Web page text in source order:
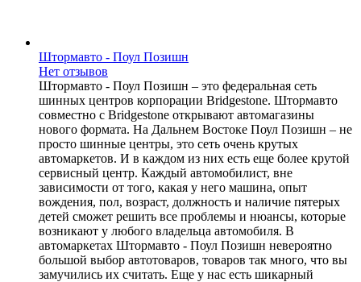
Штормавто - Поул Позишн
Нет отзывов
Штормавто - Поул Позишн – это федеральная сеть
шинных центров корпорации Bridgestone. Штормавто
совместно с Bridgestone открывают автомагазины
нового формата. На Дальнем Востоке Поул Позишн – не
просто шинные центры, это сеть очень крутых
автомаркетов. И в каждом из них есть еще более крутой
сервисный центр. Каждый автомобилист, вне
зависимости от того, какая у него машина, опыт
вождения, пол, возраст, должность и наличие пятерых
детей сможет решить все проблемы и нюансы, которые
возникают у любого владельца автомобиля. В
автомаркетах Штормавто - Поул Позишн невероятно
большой выбор автотоваров, товаров так много, что вы
замучились их считать. Еще у нас есть шикарный